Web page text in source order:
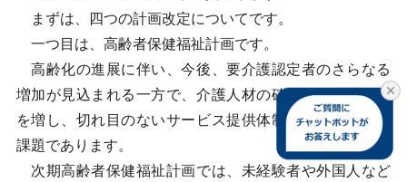
まずは、四つの計画改定についてです。
一つ目は、高齢者保健福祉計画です。
高齢化の進展に伴い、今後、要介護認定者のさらなる
増加が見込まれる一方で、介護人材の確保は一層厳しさ
を増し、切れ目のないサービス提供体制の維持は大きな
課題であります。
次期高齢者保健福祉計画では、未経験者や外国人など